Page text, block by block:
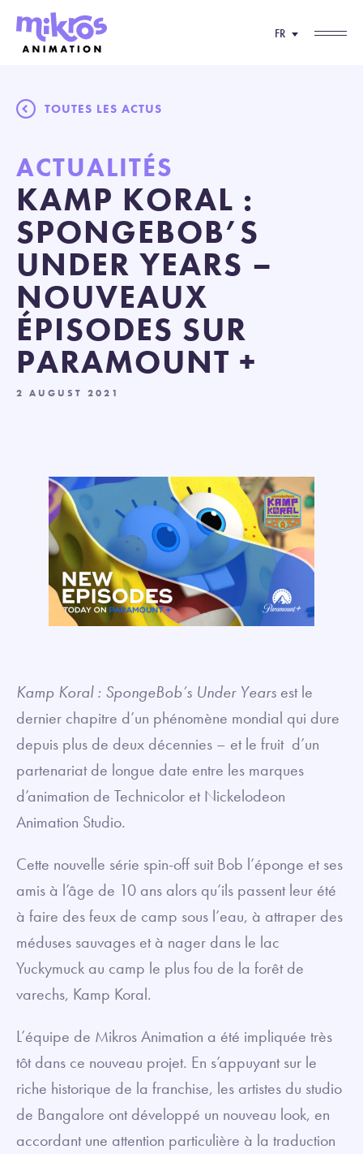
FR
TOUTES LES ACTUS
ACTUALITÉS
KAMP KORAL :
SPONGEBOB’S
UNDER YEARS –
NOUVEAUX
ÉPISODES SUR
PARAMOUNT +
2 AUGUST 2021
Kamp Koral : SpongeBob’s Under Years est le
dernier chapitre d’un phénomène mondial qui dure
depuis plus de deux décennies – et le fruit d’un
partenariat de longue date entre les marques
d’animation de Technicolor et Nickelodeon
Animation Studio.
Cette nouvelle série spin-off suit Bob l’éponge et ses
amis à l’âge de 10 ans alors qu’ils passent leur été
à faire des feux de camp sous l’eau, à attraper des
méduses sauvages et à nager dans le lac
Yuckymuck au camp le plus fou de la forêt de
varechs, Kamp Koral.
L’équipe de Mikros Animation a été impliquée très
tôt dans ce nouveau projet. En s’appuyant sur le
riche historique de la franchise, les artistes du studio
de Bangalore ont développé un nouveau look, en
accordant une attention particulière à la traduction